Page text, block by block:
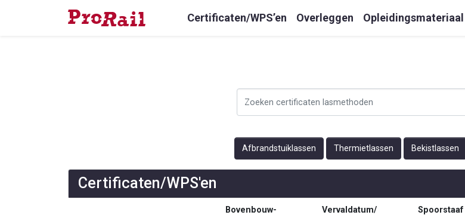
Certificaten/WPS’en Overleggen Opleidingsmateriaal
Afbrandstuiklassen Thermietlassen Bekistlassen
Certificaten/WPS'en
Bovenbouw-
Vervaldatum/
Spoorstaaf